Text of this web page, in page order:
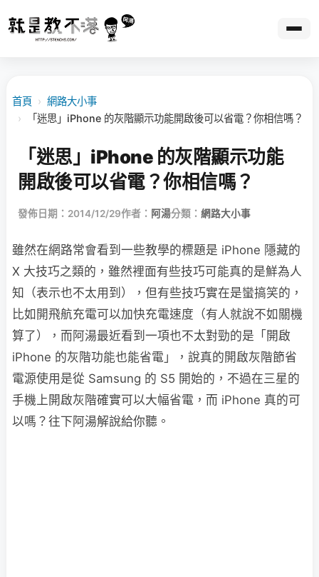
首頁 › 網路大小事
›
「迷思」iPhone 的灰階顯示功能開啟後可以省電？你相信嗎？
「迷思」iPhone 的灰階顯示功能
開啟後可以省電？你相信嗎？
發佈日期：2014/12/29作者： 阿湯分類： 網路大小事
雖然在網路常會看到一些教學的標題是 iPhone 隱藏的
X 大技巧之類的，雖然裡面有些技巧可能真的是鮮為人
知（表示也不太用到），但有些技巧實在是蠻搞笑的，
比如開飛航充電可以加快充電速度（有人就說不如關機
算了），而阿湯最近看到一項也不太對勁的是「開啟
iPhone 的灰階功能也能省電」，說真的開啟灰階節省
電源使用是從 Samsung 的 S5 開始的，不過在三星的
手機上開啟灰階確實可以大幅省電，而 iPhone 真的可
以嗎？往下阿湯解說給你聽。